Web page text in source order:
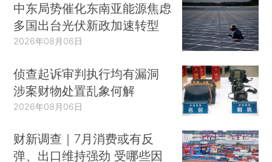
中东局势催化东南亚能源焦虑
多国出台光伏新政加速转型
2026年08月06日
侦查起诉审判执行均有漏洞
涉案财物处置乱象何解
2026年08月06日
财新调查｜7月消费或有反
弹、出口维持强劲 受哪些因